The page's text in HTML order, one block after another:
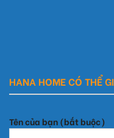
HANA HOME CÓ THỂ
Tên của bạn (bắt buộc)